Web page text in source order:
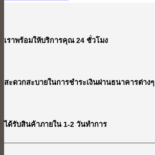
เราพร้อมให้บริการคุณ 24 ชั่วโมง
สะดวกสะบายในการชำระเงินผ่านธนาคารต่างๆ
ได้รับสินค้าภายใน 1-2 วันทำการ